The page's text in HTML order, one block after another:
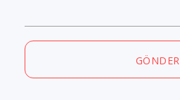
GÖNDER